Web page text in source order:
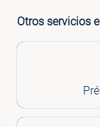
Otros servicios